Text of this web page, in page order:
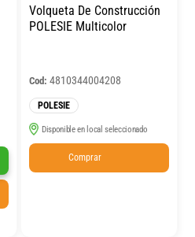
Volqueta De Construcción
POLESIE Multicolor
Cod: 4810344004208
POLESIE
Disponible en local seleccionado
Comprar